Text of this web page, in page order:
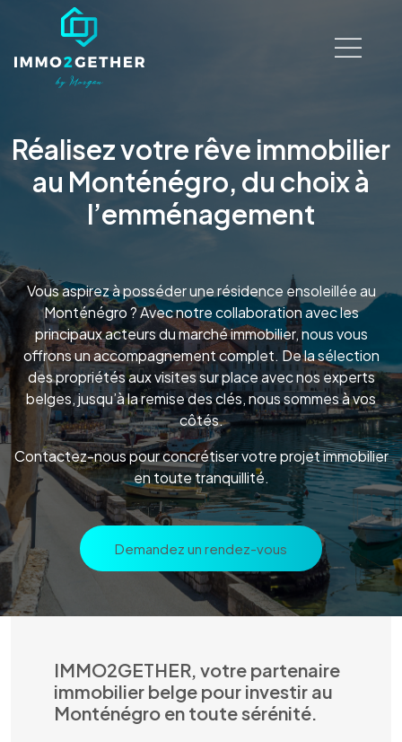
Réalisez votre rêve immobilier
au Monténégro, du choix à
l’emménagement
Vous aspirez à posséder une résidence ensoleillée au
Monténégro ? Avec notre collaboration avec les
principaux acteurs du marché immobilier, nous vous
offrons un accompagnement complet. De la sélection
des propriétés aux visites sur place avec nos experts
belges, jusqu’à la remise des clés, nous sommes à vos
côtés.
Contactez-nous pour concrétiser votre projet immobilier
en toute tranquillité.
Demandez un rendez-vous
IMMO2GETHER, votre partenaire
immobilier belge pour investir au
Monténégro en toute sérénité.